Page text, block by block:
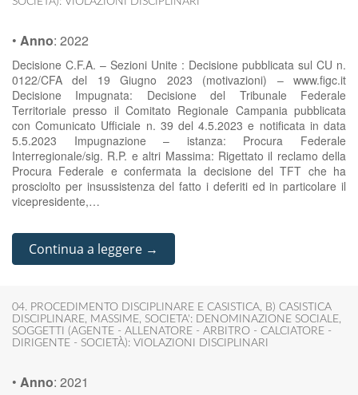
• Anno: 2022
Decisione C.F.A. – Sezioni Unite : Decisione pubblicata sul CU n.
0122/CFA del 19 Giugno 2023 (motivazioni) – www.figc.it
Decisione Impugnata: Decisione del Tribunale Federale
Territoriale presso il Comitato Regionale Campania pubblicata
con Comunicato Ufficiale n. 39 del 4.5.2023 e notificata in data
5.5.2023 Impugnazione – istanza: Procura Federale
Interregionale/sig. R.P. e altri Massima: Rigettato il reclamo della
Procura Federale e confermata la decisione del TFT che ha
prosciolto per insussistenza del fatto i deferiti ed in particolare il
vicepresidente,…
Continua a leggere →
04. PROCEDIMENTO DISCIPLINARE E CASISTICA, B) CASISTICA
DISCIPLINARE, MASSIME, SOCIETA': DENOMINAZIONE SOCIALE,
SOGGETTI (AGENTE - ALLENATORE - ARBITRO - CALCIATORE -
DIRIGENTE - SOCIETÀ): VIOLAZIONI DISCIPLINARI
• Anno: 2021